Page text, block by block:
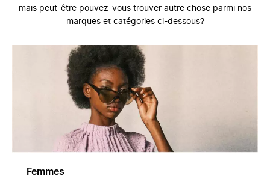
mais peut-être pouvez-vous trouver autre chose parmi nos
marques et catégories ci-dessous?
Femmes